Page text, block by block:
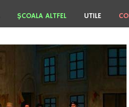
ŞCOALA ALTFEL UTILE